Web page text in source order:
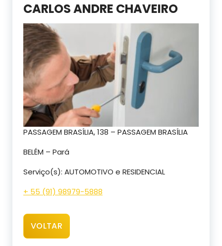
CARLOS ANDRE CHAVEIRO
PASSAGEM BRASÍLIA, 138 – PASSAGEM BRASÍLIA
BELÉM – Pará
Serviço(s): AUTOMOTIVO e RESIDENCIAL
+ 55 (91) 98979-5888
VOLTAR